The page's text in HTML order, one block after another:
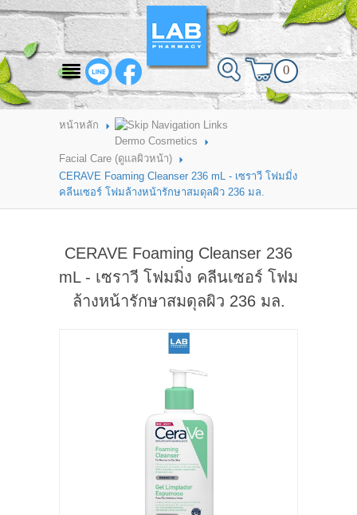
สินค้าที่สนใจ
HOME
ABOUT LAB PHARMACY
PRODUCT
BRANDS
แจ้งชำระเงิน
CONTACT US
0
หน้าหลัก
Dermo Cosmetics
Facial Care (ดูแลผิวหน้า)
CERAVE Foaming Cleanser 236 mL - เซราวี โฟมมิ่ง
คลีนเซอร์ โฟมล้างหน้ารักษาสมดุลผิว 236 มล.
CERAVE Foaming Cleanser 236
mL - เซราวี โฟมมิ่ง คลีนเซอร์ โฟม
ล้างหน้ารักษาสมดุลผิว 236 มล.